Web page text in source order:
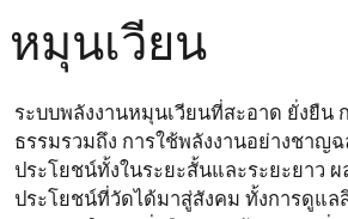
หมุนเวียน
ระบบพลังงานหมุนเวียนที่สะอาด ยั่งยืน
ธรรมรวมถึง การใช้พลังงานอย่างชาญ
ประโยชน์ทั้งในระยะสั้นและระยะยาว
ประโยชน์ที่วัดได้มาสู่สังคม ทั้งการดูแล